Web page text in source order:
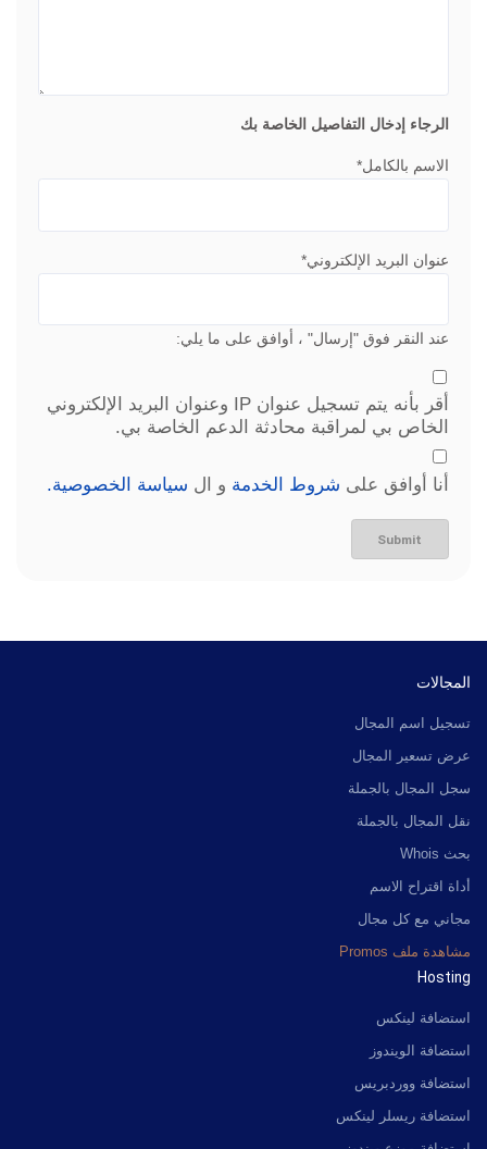
الرجاء إدخال التفاصيل الخاصة بك
الاسم بالكامل*
عنوان البريد الإلكتروني*
عند النقر فوق "إرسال" ، أوافق على ما يلي:
أقر بأنه يتم تسجيل عنوان IP وعنوان البريد الإلكتروني
الخاص بي لمراقبة محادثة الدعم الخاصة بي.
أنا أوافق على شروط الخدمة و ال سياسة الخصوصية.
المجالات
تسجيل اسم المجال
عرض تسعير المجال
سجل المجال بالجملة
نقل المجال بالجملة
بحث Whois
أداة اقتراح الاسم
مجاني مع كل مجال
مشاهدة ملف Promos
Hosting
استضافة لينكس
استضافة الويندوز
استضافة ووردبريس
استضافة ريسلر لينكس